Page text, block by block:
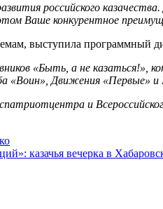
российского
Ваше конкурентное
выступила программный
«Быть, а не
«Воин», Движения «Первые»
и
казачья вечерка в